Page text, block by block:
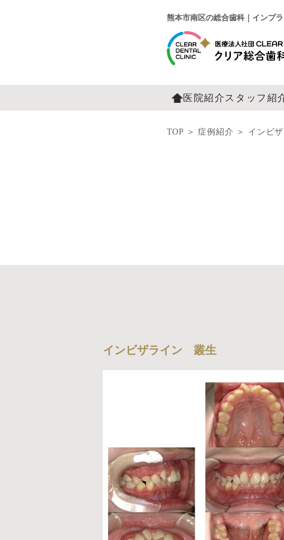
熊本市南区の総合歯科｜インプ
医院紹介 スタッフ紹
TOP＞症例紹介 ＞ インビ
インビザライン 叢生